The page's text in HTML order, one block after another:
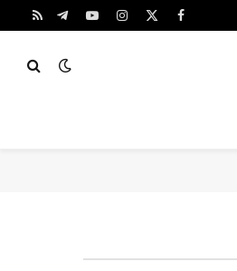
فيسبوك
X
الانستغراميوتيوبتيلقرامRSS